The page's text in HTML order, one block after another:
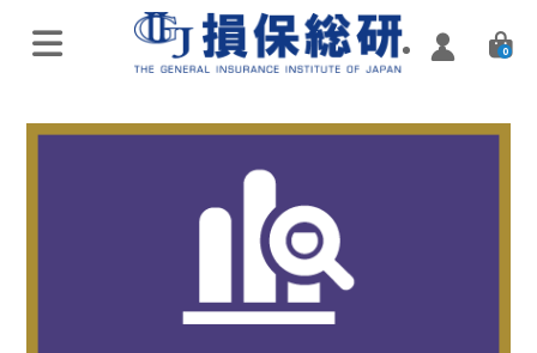
0
Zoomミーティング講座
実施済み講座